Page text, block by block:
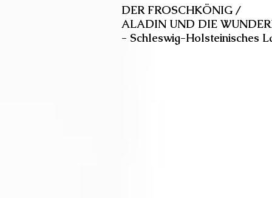
DER FROSCHKÖNIG /
ALADIN UND DIE
- Schleswig-Holsteinisches